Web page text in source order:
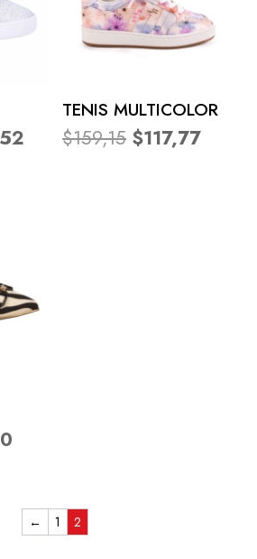
El
TENIS MULTICOLOR
$159,15 El
$117,77El
es:
$77,70.
← 1 2